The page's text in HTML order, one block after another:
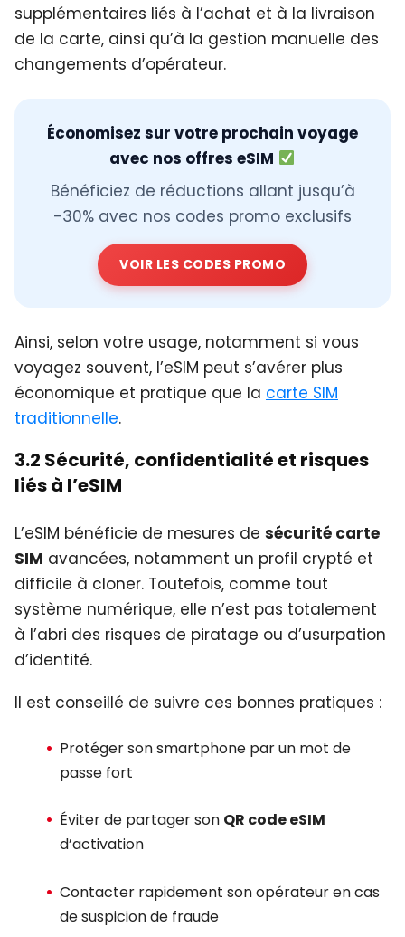
supplémentaires liés à l’achat et à la livraison
de la carte, ainsi qu’à la gestion manuelle des
changements d’opérateur.
Économisez sur votre prochain voyage
avec nos offres eSIM
Bénéficiez de réductions allant jusqu’à
-30% avec nos codes promo exclusifs
VOIR LES CODES PROMO
Ainsi, selon votre usage, notamment si vous
voyagez souvent, l’eSIM peut s’avérer plus
économique et pratique que la carte SIM
traditionnelle.
3.2 Sécurité, confidentialité et risques
liés à l’eSIM
L’eSIM bénéficie de mesures de sécurité carte
SIM avancées, notamment un profil crypté et
difficile à cloner. Toutefois, comme tout
système numérique, elle n’est pas totalement
à l’abri des risques de piratage ou d’usurpation
d’identité.
Il est conseillé de suivre ces bonnes pratiques :
Protéger son smartphone par un mot de
passe fort
Éviter de partager son QR code eSIM
d’activation
Contacter rapidement son opérateur en cas
de suspicion de fraude